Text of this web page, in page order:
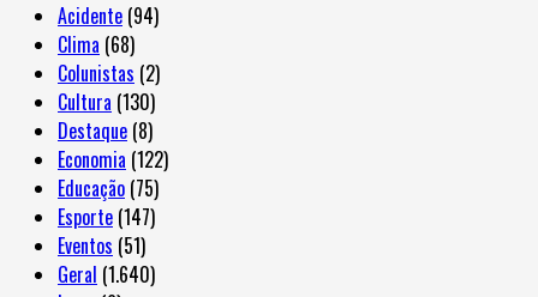
Acidente (94)
Clima (68)
Colunistas (2)
Cultura (130)
Destaque (8)
Economia (122)
Educação (75)
Esporte (147)
Eventos (51)
Geral (1.640)